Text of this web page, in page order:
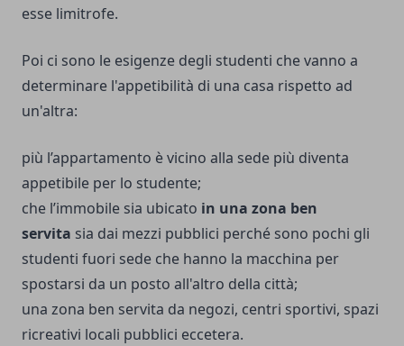
esse limitrofe.
Poi ci sono le esigenze degli studenti che vanno a
determinare l'appetibilità di una casa rispetto ad
un'altra:
più l’appartamento è vicino alla sede più diventa
appetibile per lo studente;
che l’immobile sia ubicato in una zona ben
servita sia dai mezzi pubblici perché sono pochi gli
studenti fuori sede che hanno la macchina per
spostarsi da un posto all'altro della città;
una zona ben servita da negozi, centri sportivi, spazi
ricreativi locali pubblici eccetera.